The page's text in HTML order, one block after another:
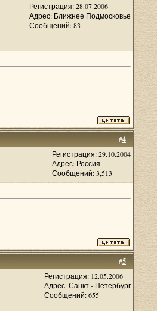
Регистрация: 28.07.2006
Адрес: Ближнее Подмосковье
Сообщений: 83
#4
Регистрация: 29.10.2004
Адрес: Россия
Сообщений: 3,513
#5
Регистрация: 12.05.2006
Адрес: Санкт - Петербург
Сообщений: 655